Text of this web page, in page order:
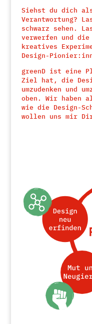
Siehst du dich
Verantwortung?
schwarz sehen.
verwerfen und
kreatives
Design-
greenD ist eine
Ziel hat, die
umzudenken und
oben. Wir haben
wie die Design-
wollen uns mir